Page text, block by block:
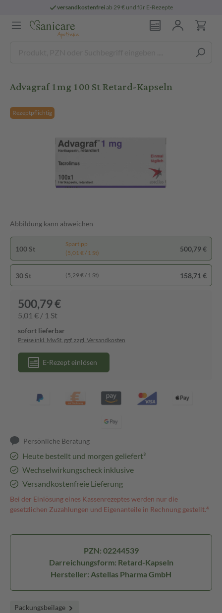
versandkostenfreiab 29 € und für E-Rezepte
Advagraf 1mg 100 St Retard-Kapseln
Rezeptpflichtig
Abbildung kann abweichen
100 St
Spartipp
(5,01 € / 1 St)
500,79 €
30 St (5,29 € / 1 St) 158,71 €
500,79 €
5,01 € / 1 St
sofort lieferbar
Preise inkl. MwSt. ggf. zzgl. Versandkosten
E-Rezept einlösen
Persönliche Beratung
Heute bestellt und morgen geliefert³
Wechselwirkungscheck inklusive
Versandkostenfreie Lieferung
Bei der Einlösung eines Kassenrezeptes werden nur die
gesetzlichen Zuzahlungen und Eigenanteile in Rechnung gestellt.⁴
PZN: 02244539
Darreichungsform: Retard-Kapseln
Hersteller: Astellas Pharma GmbH
Packungsbeilage